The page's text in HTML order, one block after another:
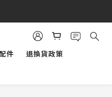
件
退換貨政策